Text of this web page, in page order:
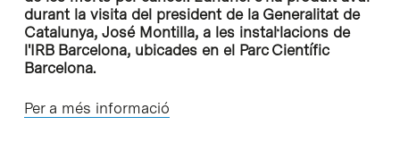
durant la visita del president de la Generalitat de
Catalunya, José Montilla, a les instal·lacions de
l'IRB Barcelona, ubicades en el Parc Científic
Barcelona.
Per a més informació